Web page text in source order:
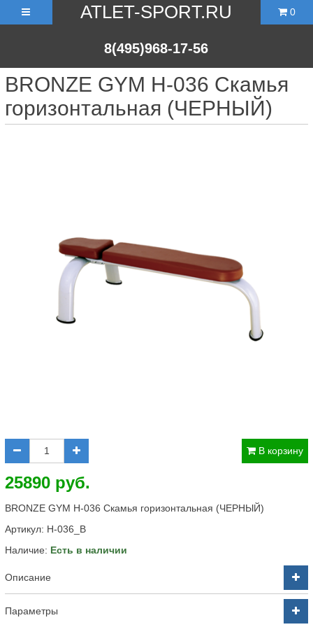
ATLET-SPORT.RU
8(495)968-17-56
0
BRONZE GYM H-036 Скамья
горизонтальная (ЧЕРНЫЙ)
В корзину
25890 руб.
BRONZE GYM H-036 Скамья горизонтальная (ЧЕРНЫЙ)
Артикул: H-036_B
Наличие: Есть в наличии
Описание
Параметры